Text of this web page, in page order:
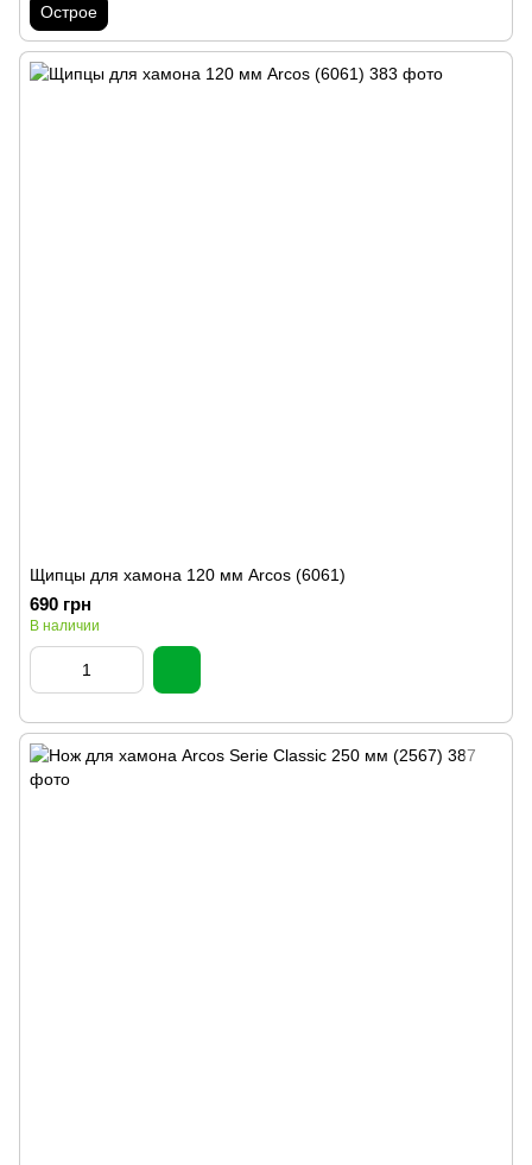
Острое
Щипцы для хамона 120 мм Arcos (6061)
690 грн
В наличии